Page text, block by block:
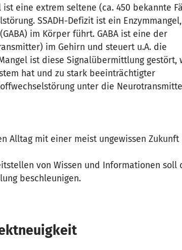
eine extrem seltene (ca. 450 bekannte
SSADH-Defizit ist ein
im Körper führt. GABA ist eine der
im Gehirn und steuert u.A. die
ist diese Signalübermittlung gestört,
hat und zu stark beeinträchtigter
unter die
Alltag mit einer meist ungewissen Zukunft
von Wissen und Informationen soll
beschleunigen.